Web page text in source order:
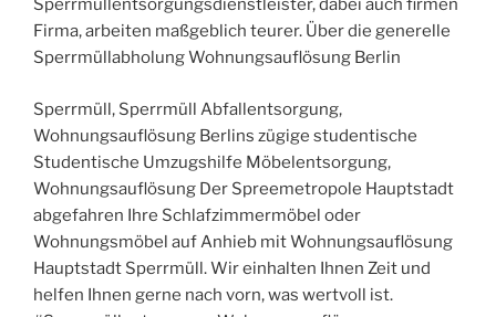
Sperrmüllentsorgungsdienstleister, dabei auch firmen
Firma, arbeiten maßgeblich teurer. Über die generelle
Sperrmüllabholung Wohnungsauflösung Berlin
Sperrmüll, Sperrmüll Abfallentsorgung,
Wohnungsauflösung Berlins zügige studentische
Studentische Umzugshilfe Möbelentsorgung,
Wohnungsauflösung Der Spreemetropole Hauptstadt
abgefahren Ihre Schlafzimmermöbel oder
Wohnungsmöbel auf Anhieb mit Wohnungsauflösung
Hauptstadt Sperrmüll. Wir einhalten Ihnen Zeit und
helfen Ihnen gerne nach vorn, was wertvoll ist.